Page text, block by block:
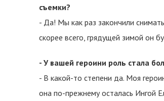
съемки?
- Да! Мы как раз закончили
скорее всего, грядущей зимой он
- У вашей героини роль стала
- В какой-то степени да. Моя
она по-прежнему осталась Ингой